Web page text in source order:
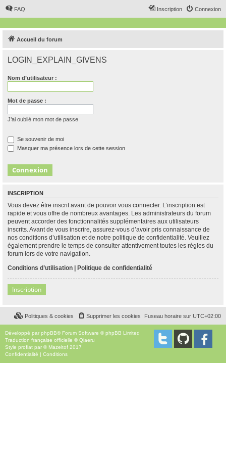
FAQ Connexion
Inscription
Accueil du forum
LOGIN_EXPLAIN_GIVENS
Nom d’utilisateur :
Mot de passe :
J’ai oublié mon mot de passe
Se souvenir de moi
Masquer ma présence lors de cette session
INSCRIPTION
Vous devez être inscrit avant de pouvoir vous connecter. L’inscription est
rapide et vous offre de nombreux avantages. Les administrateurs du forum
peuvent accorder des fonctionnalités supplémentaires aux utilisateurs
inscrits. Avant de vous inscrire, assurez-vous d’avoir pris connaissance de
nos conditions d’utilisation et de notre politique de confidentialité. Veuillez
également prendre le temps de consulter attentivement toutes les règles du
forum lors de votre navigation.
Conditions d’utilisation | Politique de confidentialité
Inscription
Fuseau horaire sur UTC+02:00
Supprimer les cookies
Politiques & cookies
Développé par phpBB® Forum Software © phpBB Limited
Traduction française officielle ©Qiaeru
Style proflat par © Mazeltof 2017
Confidentialité | Conditions